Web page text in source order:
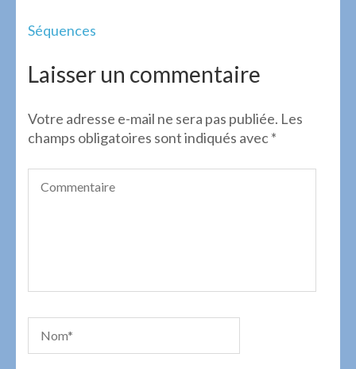
Navigation
l’article
Séquences
Laisser un commentaire
Votre adresse e-mail ne sera pas publiée. Les
champs obligatoires sont indiqués avec*